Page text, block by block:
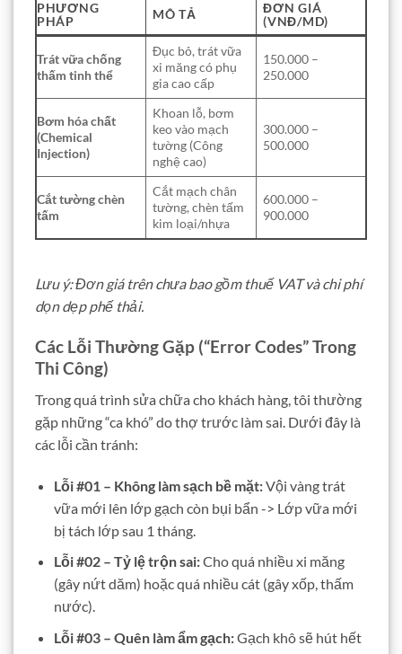
PHƯƠNG
PHÁP
MÔ TẢ
ĐƠN GIÁ
(VNĐ/MD)
Trát vữa chống
thấm tinh thể
Đục bỏ, trát vữa
xi măng có phụ
gia cao cấp
150.000 –
250.000
Bơm hóa chất
(Chemical
Injection)
Khoan lỗ, bơm
keo vào mạch
tường (Công
nghệ cao)
300.000 –
500.000
Cắt tường chèn
tấm
Cắt mạch chân
tường, chèn tấm
kim loại/nhựa
600.000 –
900.000
Lưu ý: Đơn giá trên chưa bao gồm thuế VAT và chi phí
dọn dẹp phế thải.
Các Lỗi Thường Gặp (“Error Codes” Trong
Thi Công)
Trong quá trình sửa chữa cho khách hàng, tôi thường
gặp những “ca khó” do thợ trước làm sai. Dưới đây là
các lỗi cần tránh:
Lỗi #01 – Không làm sạch bề mặt:Vội vàng trát
vữa mới lên lớp gạch còn bụi bẩn -> Lớp vữa mới
bị tách lớp sau 1 tháng.
Lỗi #02 – Tỷ lệ trộn sai:Cho quá nhiều xi măng
(gây nứt dăm) hoặc quá nhiều cát (gây xốp, thấm
nước).
Lỗi #03 – Quên làm ẩm gạch:Gạch khô sẽ hút hết